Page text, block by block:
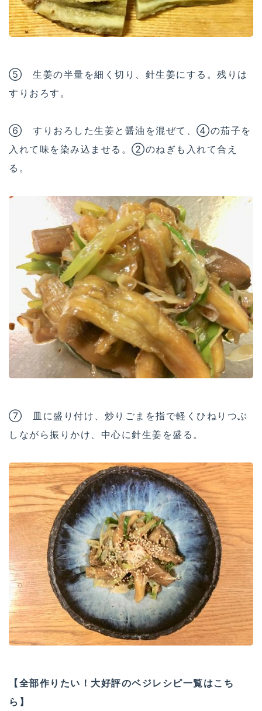
⑤ 生姜の半量を細く切り、針生姜にする。残りは
すりおろす。
⑥ すりおろした生姜と醤油を混ぜて、④の茄子を
入れて味を染み込ませる。②のねぎも入れて合え
る。
⑦ 皿に盛り付け、炒りごまを指で軽くひねりつぶ
しながら振りかけ、中心に針生姜を盛る。
【全部作りたい！大好評のベジレシピ一覧はこち
ら】